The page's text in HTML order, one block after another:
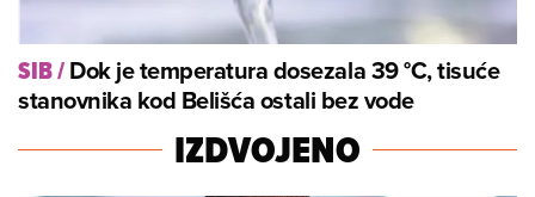
SIB/Dok je temperatura dosezala 39 °C, tisuće
stanovnika kod Belišća ostali bez vode
IZDVOJENO